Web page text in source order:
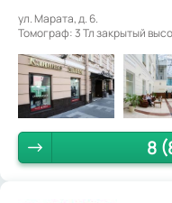
ул. Марата, д. 6.
Томограф: 3 Тл закрытый
8